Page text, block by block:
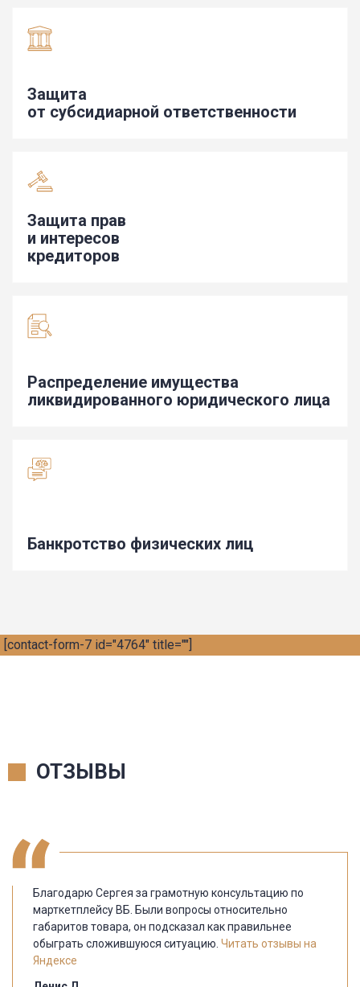
Защита
от субсидиарной ответственности
Защита прав
и интересов
кредиторов
Распределение имущества
ликвидированного юридического лица
Банкротство физических лиц
[contact-form-7 id="4764" title=""]
ОТЗЫВЫ
Благодарю Сергея за грамотную консультацию по
марткетплейсу ВБ. Были вопросы относительно
габаритов товара, он подсказал как правильнее
обыграть сложившуюся ситуацию. Читать отзывы на
Яндексе